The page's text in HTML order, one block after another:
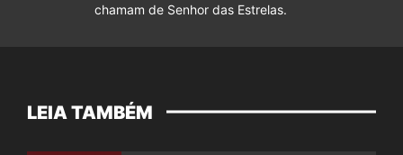
chamam de Senhor das Estrelas.
LEIA TAMBÉM